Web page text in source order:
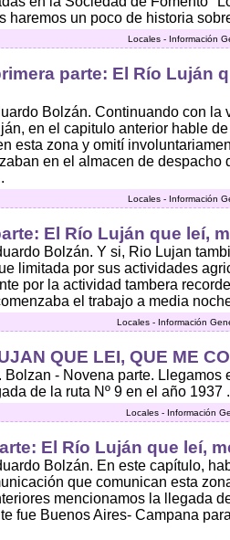
haremos un poco de historia
Locales - Información
parte: El Río Luján
Bolzán. Continuando con la
en el capitulo anterior hable
esta zona y omití
en el almacen de despacho
Locales - Información
El Río Luján que leí,
Bolzán. Y si, Rio Lujan
limitada por sus actividades
por la actividad tambera
el trabajo a media
Locales - Información
QUE LEI, QUE ME
Bolzan - Novena parte. Llegamos
de la ruta Nº 9 en el año 1937
Locales - Información
El Río Luján que leí,
Bolzán. En este capítulo,
que comunican esta
mencionamos la llegada
fue Buenos Aires- Campana